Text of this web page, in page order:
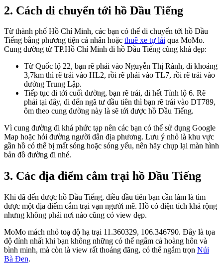
2. Cách di chuyển tới hồ Dầu Tiếng
Từ thành phố Hồ Chí Minh, các bạn có thể di chuyển tới hồ Dầu
Tiếng bằng phương tiện cá nhân hoặc thuê xe tự lái qua MoMo.
Cung đường từ TP.Hồ Chí Minh đi hồ Dầu Tiếng cũng khá đẹp:
Từ Quốc lộ 22, bạn rẽ phải vào Nguyễn Thị Rành, đi khoảng
3,7km thì rẽ trái vào HL2, rồi rẽ phải vào TL7, rồi rẽ trái vào
đường Trung Lập.
Tiếp tục đi tới cuối đường, bạn rẽ trái, đi hết Tỉnh lộ 6. Rẽ
phải tại đây, đi đến ngã tư đầu tiên thì bạn rẽ trái vào DT789,
ôm theo cung đường này là sẽ tới được hồ Dầu Tiếng.
Vì cung đường đi khá phức tạp nên các bạn có thể sử dụng Google
Map hoặc hỏi đường người dân địa phương. Lưu ý nhỏ là khu vực
gần hồ có thể bị mất sóng hoặc sóng yếu, nên hãy chụp lại màn hình
bản đồ đường đi nhé.
3. Các địa điểm cắm trại hồ Dầu Tiếng
Khi đã đến được hồ Dầu Tiếng, điều đầu tiên bạn cần làm là tìm
được một địa điểm cắm trại vạn người mê. Hồ có diện tích khá rộng
nhưng không phải nơi nào cũng có view đẹp.
MoMo mách nhỏ toạ độ hạ trại 11.360329, 106.346790. Đây là tọa
độ đỉnh nhất khi bạn không những có thể ngắm cả hoàng hôn và
bình minh, mà còn là view rất thoáng đãng, có thể ngắm trọn Núi
Bà Đen.